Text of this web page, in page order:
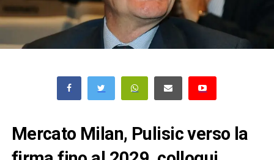
Mercato Milan, Pulisic verso la